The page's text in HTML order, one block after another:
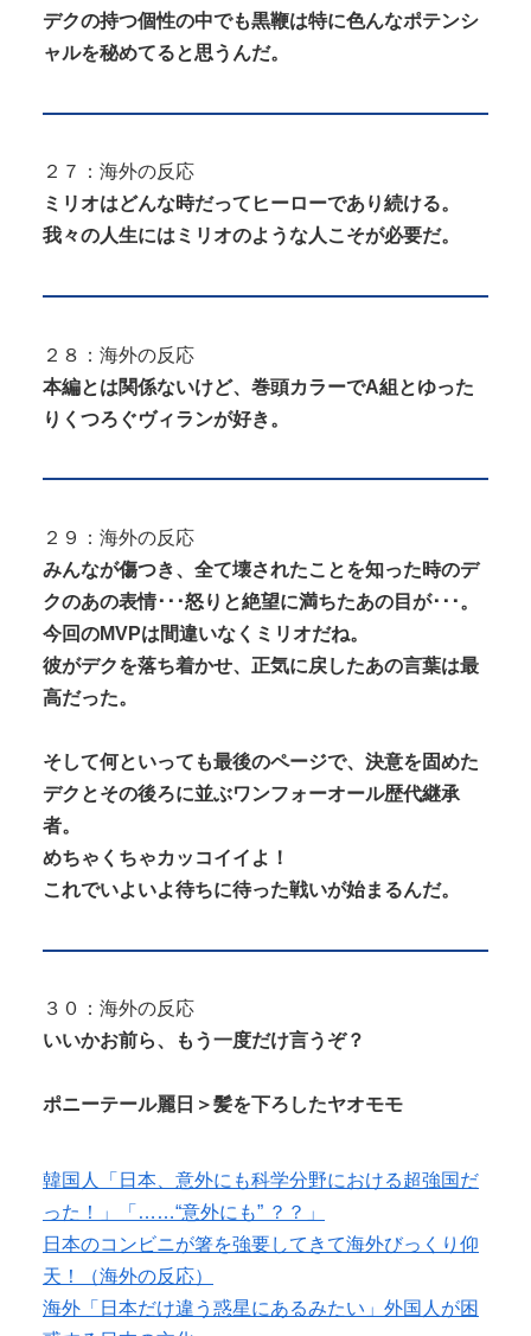
デクの持つ個性の中でも黒鞭は特に色んなポテンシ
ャルを秘めてると思うんだ。
２７：海外の反応
ミリオはどんな時だってヒーローであり続ける。
我々の人生にはミリオのような人こそが必要だ。
２８：海外の反応
本編とは関係ないけど、巻頭カラーでA組とゆった
りくつろぐヴィランが好き。
２９：海外の反応
みんなが傷つき、全て壊されたことを知った時のデ
クのあの表情･･･怒りと絶望に満ちたあの目が･･･。
今回のMVPは間違いなくミリオだね。
彼がデクを落ち着かせ、正気に戻したあの言葉は最
高だった。
そして何といっても最後のページで、決意を固めた
デクとその後ろに並ぶワンフォーオール歴代継承
者。
めちゃくちゃカッコイイよ！
これでいよいよ待ちに待った戦いが始まるんだ。
３０：海外の反応
いいかお前ら、もう一度だけ言うぞ？
ポニーテール麗日＞髪を下ろしたヤオモモ
韓国人「日本、意外にも科学分野における超強国だ
った！」「……“意外にも” ？？」
日本のコンビニが箸を強要してきて海外びっくり仰
天！（海外の反応）
海外「日本だけ違う惑星にあるみたい」外国人が困